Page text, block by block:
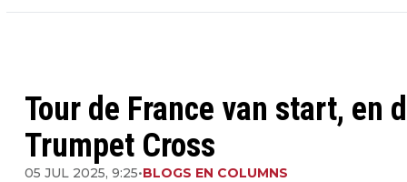
Tour de France van start, en
Trumpet Cross
05 JUL 2025, 9:25•BLOGS EN COLUMNS